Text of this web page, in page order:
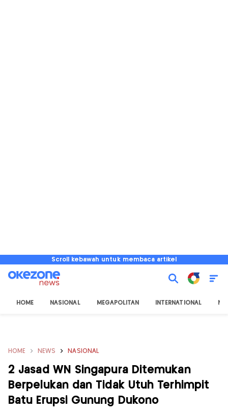
Scroll kebawah untuk membaca artikel
HOME NASIONAL MEGAPOLITAN INTERNATIONAL
HOME NEWS NASIONAL
2 Jasad WN Singapura Ditemukan
Berpelukan dan Tidak Utuh Terhimpit
Batu Erupsi Gunung Dukono